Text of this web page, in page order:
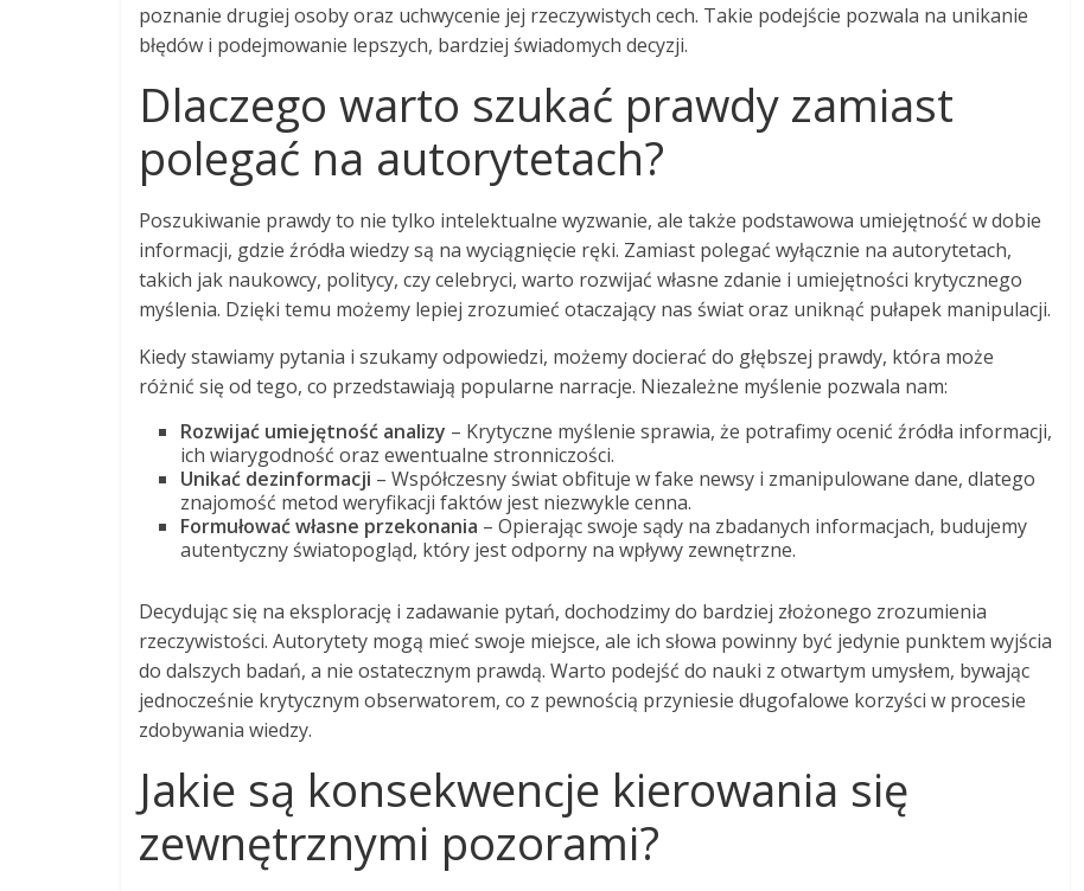
poznanie drugiej osoby oraz uchwycenie jej rzeczywistych cech. Takie podejście pozwala na unikanie
błędów i podejmowanie lepszych, bardziej świadomych decyzji.
Dlaczego warto szukać prawdy zamiast
polegać na autorytetach?
Poszukiwanie prawdy to nie tylko intelektualne wyzwanie, ale także podstawowa umiejętność w dobie
informacji, gdzie źródła wiedzy są na wyciągnięcie ręki. Zamiast polegać wyłącznie na autorytetach,
takich jak naukowcy, politycy, czy celebryci, warto rozwijać własne zdanie i umiejętności krytycznego
myślenia. Dzięki temu możemy lepiej zrozumieć otaczający nas świat oraz uniknąć pułapek manipulacji.
Kiedy stawiamy pytania i szukamy odpowiedzi, możemy docierać do głębszej prawdy, która może
różnić się od tego, co przedstawiają popularne narracje. Niezależne myślenie pozwala nam:
Rozwijać umiejętność analizy – Krytyczne myślenie sprawia, że potrafimy ocenić źródła informacji,
ich wiarygodność oraz ewentualne stronniczości.
Unikać dezinformacji – Współczesny świat obfituje w fake newsy i zmanipulowane dane, dlatego
znajomość metod weryfikacji faktów jest niezwykle cenna.
Formułować własne przekonania – Opierając swoje sądy na zbadanych informacjach, budujemy
autentyczny światopogląd, który jest odporny na wpływy zewnętrzne.
Decydując się na eksplorację i zadawanie pytań, dochodzimy do bardziej złożonego zrozumienia
rzeczywistości. Autorytety mogą mieć swoje miejsce, ale ich słowa powinny być jedynie punktem wyjścia
do dalszych badań, a nie ostatecznym prawdą. Warto podejść do nauki z otwartym umysłem, bywając
jednocześnie krytycznym obserwatorem, co z pewnością przyniesie długofalowe korzyści w procesie
zdobywania wiedzy.
Jakie są konsekwencje kierowania się
zewnętrznymi pozorami?